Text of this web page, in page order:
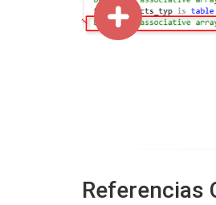
Referencias